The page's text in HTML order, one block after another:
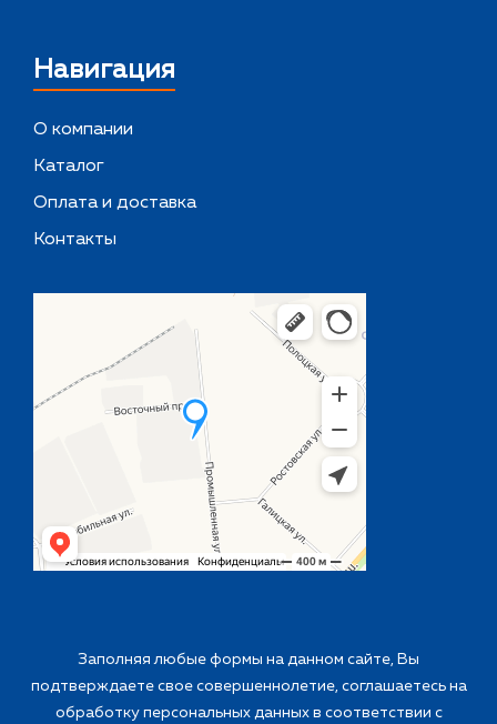
Навигация
О компании
Каталог
Оплата и доставка
Контакты
Заполняя любые формы на данном сайте, Вы
подтверждаете свое совершеннолетие, соглашаетесь на
обработку персональных данных в соответствии с